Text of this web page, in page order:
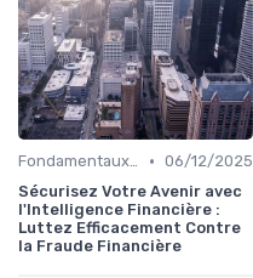
Fondamentaux de la Finance • 06/12/2025
Sécurisez Votre Avenir avec
l'Intelligence Financière :
Luttez Efficacement Contre
la Fraude Financière